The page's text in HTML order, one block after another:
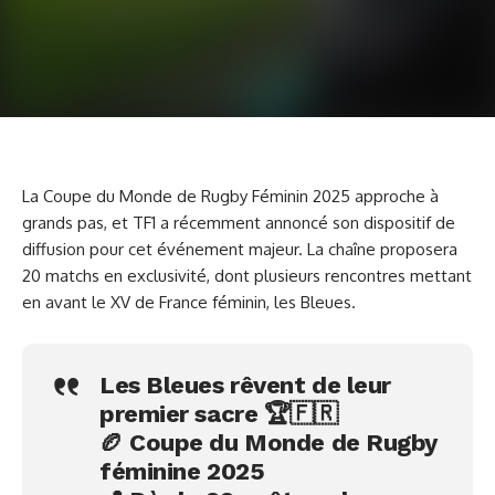
La Coupe du Monde de Rugby Féminin 2025 approche à
grands pas, et TF1 a récemment annoncé son dispositif de
diffusion pour cet événement majeur. La chaîne proposera
20 matchs en exclusivité, dont plusieurs rencontres mettant
en avant le XV de France féminin, les Bleues.
Les Bleues rêvent de leur
premier sacre 🏆🇫🇷
🏉 Coupe du Monde de Rugby
féminine 2025